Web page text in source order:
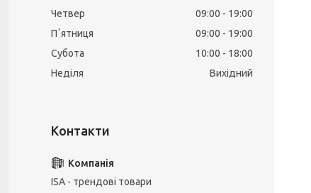
Четвер
09:00
19:00
Пʼятниця
09:00
19:00
Субота
10:00
18:00
Неділя
Вихідний
ISA - трендові товари